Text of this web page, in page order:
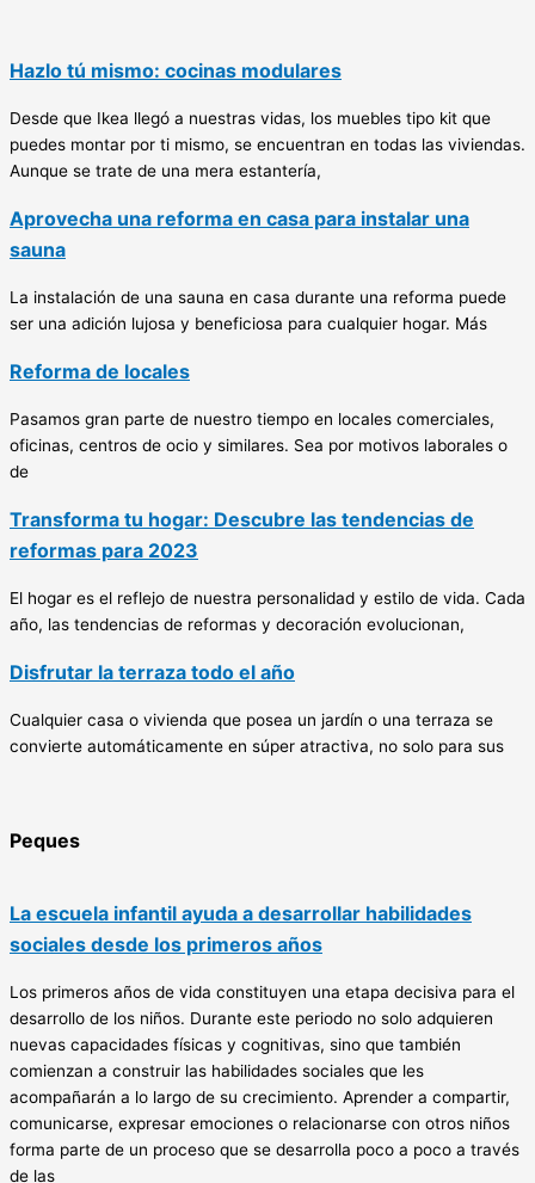
Hazlo tú mismo: cocinas modulares
Desde que Ikea llegó a nuestras vidas, los muebles tipo kit que
puedes montar por ti mismo, se encuentran en todas las viviendas.
Aunque se trate de una mera estantería,
Aprovecha una reforma en casa para instalar una
sauna
La instalación de una sauna en casa durante una reforma puede
ser una adición lujosa y beneficiosa para cualquier hogar. Más
Reforma de locales
Pasamos gran parte de nuestro tiempo en locales comerciales,
oficinas, centros de ocio y similares. Sea por motivos laborales o
de
Transforma tu hogar: Descubre las tendencias de
reformas para 2023
El hogar es el reflejo de nuestra personalidad y estilo de vida. Cada
año, las tendencias de reformas y decoración evolucionan,
Disfrutar la terraza todo el año
Cualquier casa o vivienda que posea un jardín o una terraza se
convierte automáticamente en súper atractiva, no solo para sus
Peques
La escuela infantil ayuda a desarrollar habilidades
sociales desde los primeros años
Los primeros años de vida constituyen una etapa decisiva para el
desarrollo de los niños. Durante este periodo no solo adquieren
nuevas capacidades físicas y cognitivas, sino que también
comienzan a construir las habilidades sociales que les
acompañarán a lo largo de su crecimiento. Aprender a compartir,
comunicarse, expresar emociones o relacionarse con otros niños
forma parte de un proceso que se desarrolla poco a poco a través
de las